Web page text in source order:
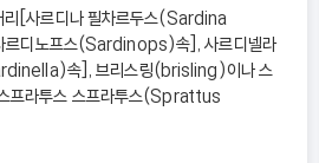
[사르디나 필차르두스(Sardina
디노프스(Sardinops)속], 사르디넬라
속], 브리스링(brisling)이나 스
라투스 스프라투스(Sprattus